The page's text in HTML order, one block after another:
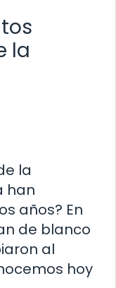
la
la
han
años? En
de blanco
al
hoy